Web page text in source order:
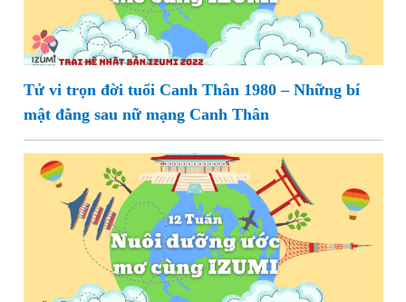
Tử vi trọn đời tuổi Canh Thân 1980 – Những bí
mật đằng sau nữ mạng Canh Thân